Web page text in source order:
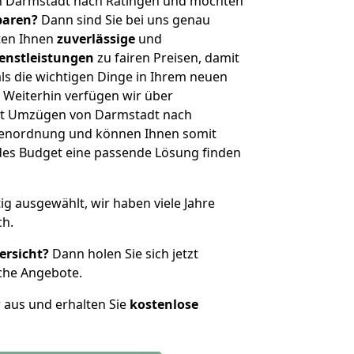
Dann sind Sie bei uns genau
Ihnen zuverlässige und
zu fairen Preisen, damit
die wichtigen Dinge in Ihrem neuen
verfügen wir über
von Darmstadt nach
und können Ihnen somit
Budget eine passende Lösung finden
ausgewählt, wir haben viele Jahre
Dann holen Sie sich jetzt
Angebote.
und erhalten Sie kostenlose